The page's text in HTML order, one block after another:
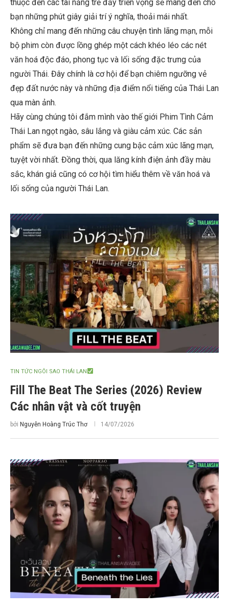
thuộc đến các tài năng trẻ đầy triển vọng sẽ mang đến cho
bạn những phút giây giải trí ý nghĩa, thoải mái nhất.
Không chỉ mang đến những câu chuyện tình lãng mạn, mỗi
bộ phim còn được lồng ghép một cách khéo léo các nét
văn hoá độc đáo, phong tục và lối sống đặc trưng của
người Thái. Đây chính là cơ hội để bạn chiêm ngưỡng vẻ
đẹp đất nước này và những địa điểm nổi tiếng của Thái Lan
qua màn ảnh.
Hãy cùng chúng tôi đắm mình vào thế giới Phim Tình Cảm
Thái Lan ngọt ngào, sâu lắng và giàu cảm xúc. Các sản
phẩm sẽ đưa bạn đến những cung bậc cảm xúc lãng mạn,
tuyệt vời nhất. Đồng thời, qua lăng kính điện ảnh đầy màu
sắc, khán giả cũng có cơ hội tìm hiểu thêm về văn hoá và
lối sống của người Thái Lan.
TIN TỨC NGÔI SAO THÁI LAN
Fill The Beat The Series (2026) Review
Các nhân vật và cốt truyện
bởi Nguyễn Hoàng Trúc Thơ 14/07/2026